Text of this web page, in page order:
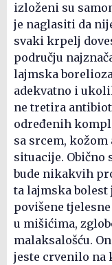
izloženi su
je naglasiti da
svaki krpelj
području
lajmska
adekvatno i
ne tretira
određenih
sa srcem,
situacije. Obično
bude nikakvih
ta lajmska bolest
povišene
u mišićima,
malaksalošću.
jeste crvenilo